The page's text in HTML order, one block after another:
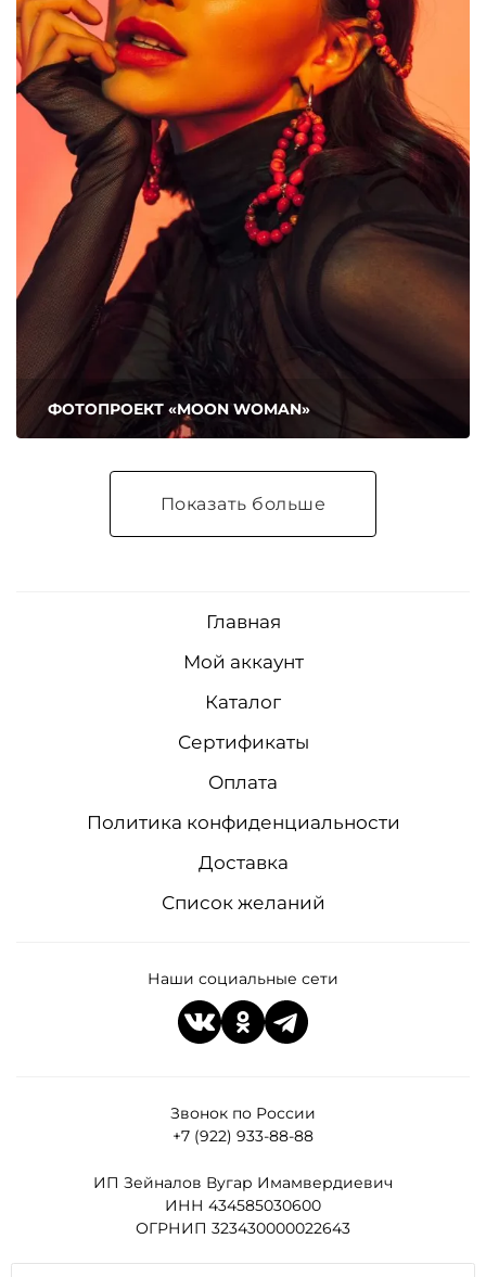
ФОТОПРОЕКТ «MOON WOMAN»
Показать больше
Звонок по России
+7 (922) 933-88-88
ИП Зейналов Вугар Имамвердиевич
ИНН 434585030600
ОГРНИП 323430000022643
Главная
Мой аккаунт
Каталог
Сертификаты
Оплата
Политика конфиденциальности
Доставка
Список желаний
Наши социальные сети